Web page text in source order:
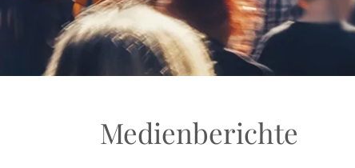
Medienberichte